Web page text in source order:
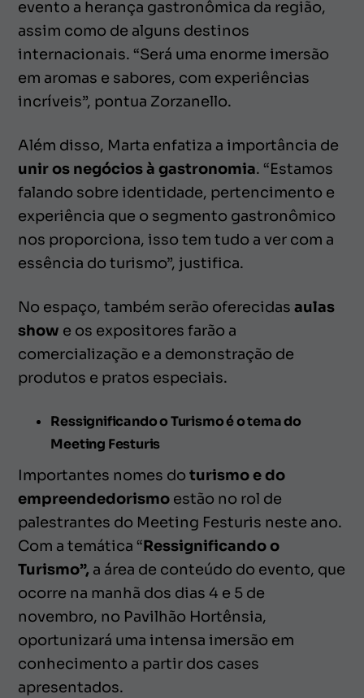
evento a herança gastronômica da região,
assim como de alguns destinos
internacionais. “Será uma enorme imersão
em aromas e sabores, com experiências
incríveis”, pontua Zorzanello.
Além disso, Marta enfatiza a importância de
unir os negócios à gastronomia. “Estamos
falando sobre identidade, pertencimento e
experiência que o segmento gastronômico
nos proporciona, isso tem tudo a ver com a
essência do turismo”, justifica.
No espaço, também serão oferecidas aulas
show e os expositores farão a
comercialização e a demonstração de
produtos e pratos especiais.
Ressignificando o Turismo é o tema do
Meeting Festuris
Importantes nomes doturismo e do
empreendedorismo estão no rol de
palestrantes do Meeting Festuris neste ano.
Com a temática “Ressignificando o
Turismo”, a área de conteúdo do evento, que
ocorre na manhã dos dias 4 e 5 de
novembro, no Pavilhão Hortênsia,
oportunizará uma intensa imersão em
conhecimento a partir dos cases
apresentados.